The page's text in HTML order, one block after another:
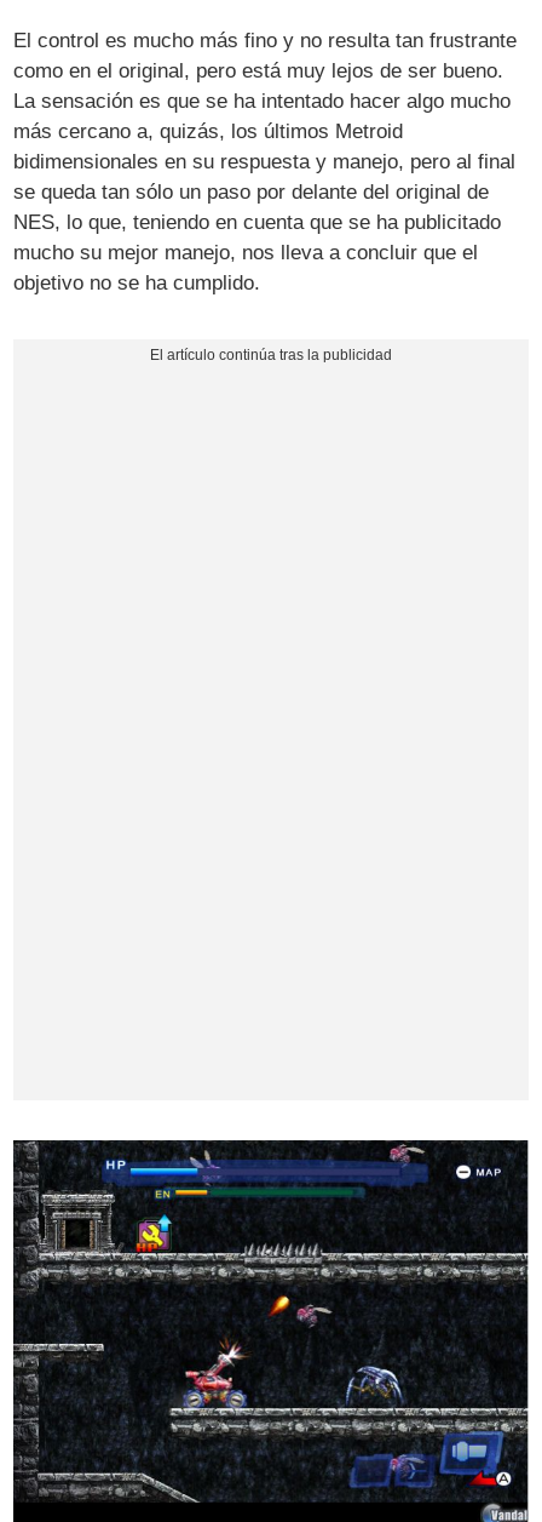
El control es mucho más fino y no resulta tan frustrante
como en el original, pero está muy lejos de ser bueno.
La sensación es que se ha intentado hacer algo mucho
más cercano a, quizás, los últimos Metroid
bidimensionales en su respuesta y manejo, pero al final
se queda tan sólo un paso por delante del original de
NES, lo que, teniendo en cuenta que se ha publicitado
mucho su mejor manejo, nos lleva a concluir que el
objetivo no se ha cumplido.